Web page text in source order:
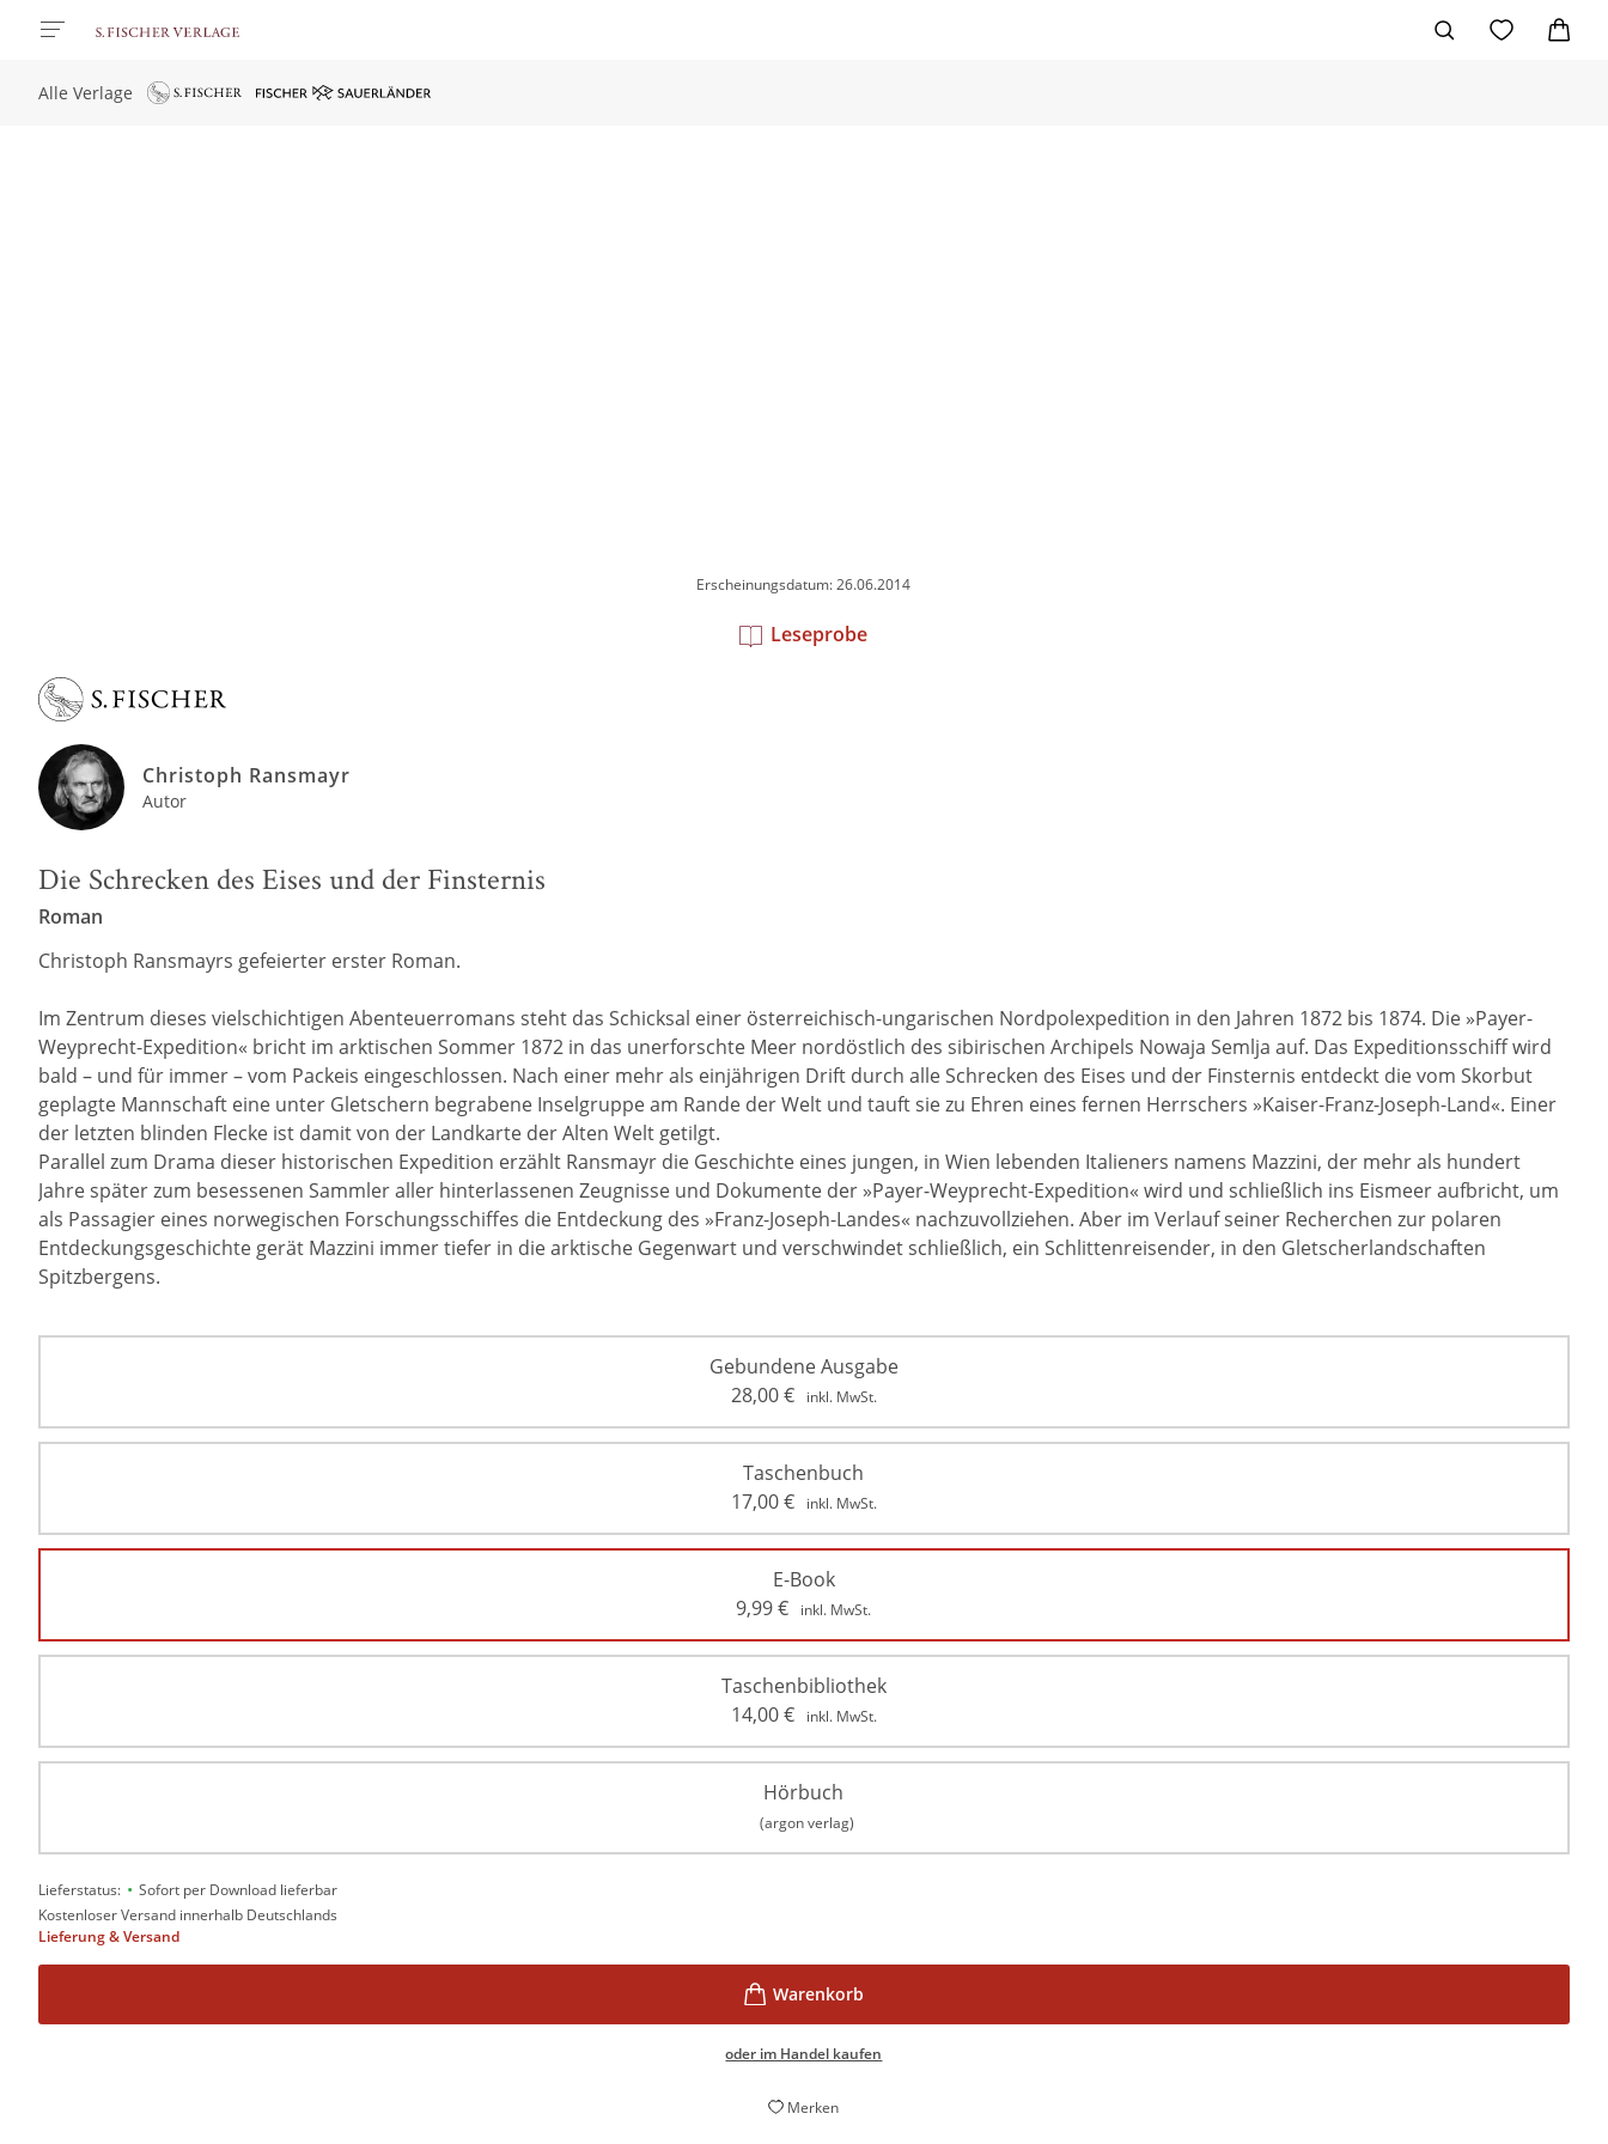
Alle Verlage
Erscheinungsdatum: 26.06.2014
Leseprobe
Christoph Ransmayr
Autor
Die Schrecken des Eises und der Finsternis
Roman
Christoph Ransmayrs gefeierter erster Roman.
Im Zentrum dieses vielschichtigen Abenteuerromans steht das Schicksal einer österreichisch-ungarischen Nordpolexpedition in den Jahren 1872 bis 1874. Die »Payer-
Weyprecht-Expedition« bricht im arktischen Sommer 1872 in das unerforschte Meer nordöstlich des sibirischen Archipels Nowaja Semlja auf. Das Expeditionsschiff wird
bald – und für immer – vom Packeis eingeschlossen. Nach einer mehr als einjährigen Drift durch alle Schrecken des Eises und der Finsternis entdeckt die vom Skorbut
geplagte Mannschaft eine unter Gletschern begrabene Inselgruppe am Rande der Welt und tauft sie zu Ehren eines fernen Herrschers »Kaiser-Franz-Joseph-Land«. Einer
der letzten blinden Flecke ist damit von der Landkarte der Alten Welt getilgt.
Parallel zum Drama dieser historischen Expedition erzählt Ransmayr die Geschichte eines jungen, in Wien lebenden Italieners namens Mazzini, der mehr als hundert
Jahre später zum besessenen Sammler aller hinterlassenen Zeugnisse und Dokumente der »Payer-Weyprecht-Expedition« wird und schließlich ins Eismeer aufbricht, um
als Passagier eines norwegischen Forschungsschiffes die Entdeckung des »Franz-Joseph-Landes« nachzuvollziehen. Aber im Verlauf seiner Recherchen zur polaren
Entdeckungsgeschichte gerät Mazzini immer tiefer in die arktische Gegenwart und verschwindet schließlich, ein Schlittenreisender, in den Gletscherlandschaften
Spitzbergens.
Gebundene Ausgabe
28,00€ inkl. MwSt.
Taschenbuch
17,00€ inkl. MwSt.
E-Book
9,99€ inkl. MwSt.
Taschenbibliothek
14,00€ inkl. MwSt.
Hörbuch
(argon verlag)
Lieferstatus: • Sofort per Download lieferbar
Kostenloser Versand innerhalb Deutschlands
Lieferung & Versand
oder im Handel kaufen
Merken